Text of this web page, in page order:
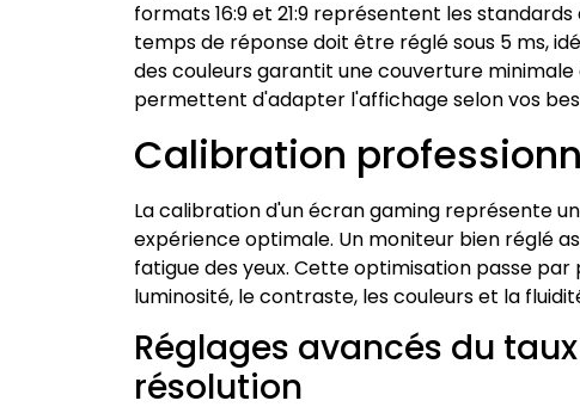
formats 16:9 et 21:9 représentent les
temps de réponse doit être réglé sous 5 ms,
des couleurs garantit une couverture minimale
permettent d'adapter l'affichage selon vos
Calibration
La calibration d'un écran gaming représente
expérience optimale. Un moniteur bien réglé
fatigue des yeux. Cette optimisation passe
luminosité, le contraste, les couleurs et la
Réglages avancés du
résolution